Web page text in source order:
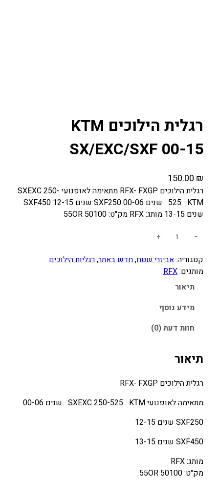
רגלית הילוכים KTM
SX/EXC/SXF 00-15
150.00 ₪
רגלית הילוכים RFX- FXGP מתאימה לאופנועי SXEXC 250-
525 KTM שנים 00-06 SXF250 שנים 12-15 SXF450
שנים 13-15 מותג: RFX מק"ט: 50100 55OR
ו
ת
ת
ה
ל
ו
י
ם
K
T
M
−
+
קטגוריה:אביזרי שטח, חדש באתר, רגליות הילוכים
מותגים:RFX
תיאור
מידע נוסף
חוות דעת (0)
תיאור
רגלית הילוכים RFX- FXGP
מתאימה לאופנועי SXEXC 250-525 KTM שנים 00-06
SXF250 שנים 12-15
SXF450 שנים 13-15
מותג: RFX
מק"ט: 50100 55OR